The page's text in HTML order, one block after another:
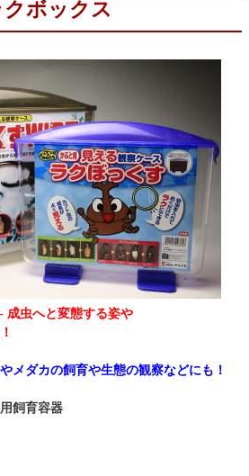
クボックス
成虫へと変態する姿や
メダカの飼育や生態の観察などにも！
飼育容器